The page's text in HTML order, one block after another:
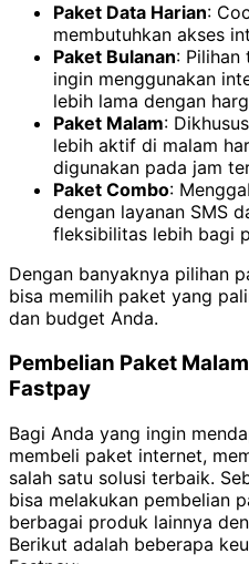
Paket Data Harian:
membutuhkan akses
Paket Bulanan: Pilihan
ingin menggunakan
lebih lama dengan
Paket Malam:
lebih aktif di malam
digunakan pada jam
Paket Combo:
dengan layanan SMS
fleksibilitas lebih bagi
Dengan banyaknya pilihan
bisa memilih paket yang
dan budget Anda.
Pembelian Paket
Fastpay
Bagi Anda yang ingin
membeli paket internet,
salah satu solusi terbaik.
bisa melakukan pembelian
berbagai produk lainnya
Berikut adalah beberapa